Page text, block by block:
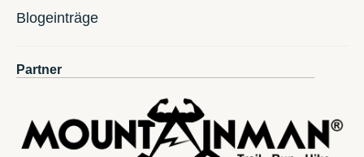
Blogeinträge
Partner